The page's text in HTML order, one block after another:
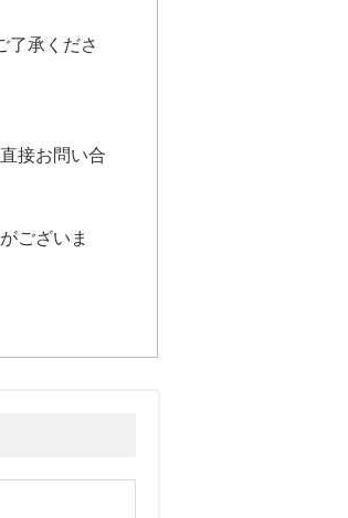
了承くださ
接お問い合
ございま